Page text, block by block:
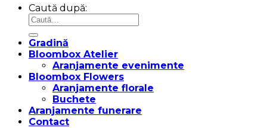
Caută după:
Gradină
Bloombox Atelier
Aranjamente evenimente
Bloombox Flowers
Aranjamente florale
Buchete
Aranjamente funerare
Contact